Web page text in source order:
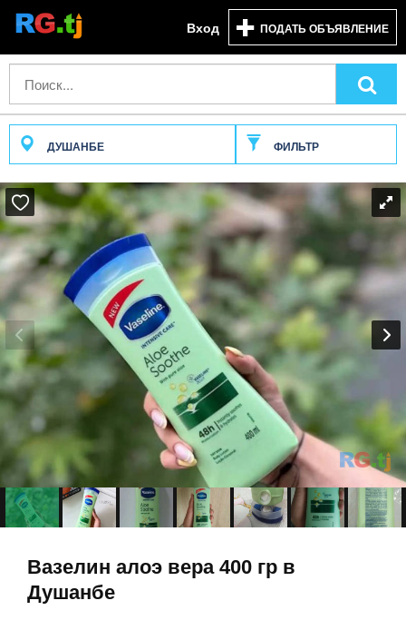
Вход ПОДАТЬ ОБЪЯВЛЕНИЕ
ДУШАНБЕ ФИЛЬТР
Вазелин алоэ вера 400 гр в
Душанбе